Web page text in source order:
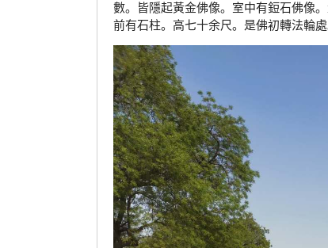
數。皆隱起黃金佛像。室中有鋀石佛像
前有石柱。高七十余尺。是佛初轉法輪處